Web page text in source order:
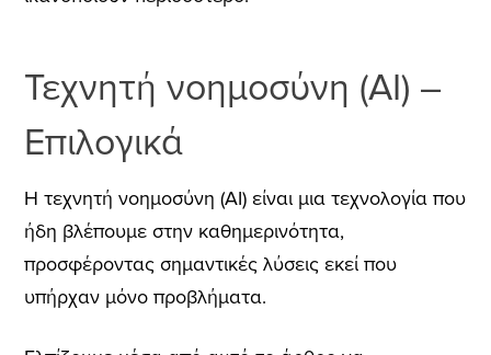
Τεχνητή νοημοσύνη (AI) –
Επιλογικά
Η τεχνητή νοημοσύνη (AI) είναι μια τεχνολογία που
ήδη βλέπουμε στην καθημερινότητα,
προσφέροντας σημαντικές λύσεις εκεί που
υπήρχαν μόνο προβλήματα.